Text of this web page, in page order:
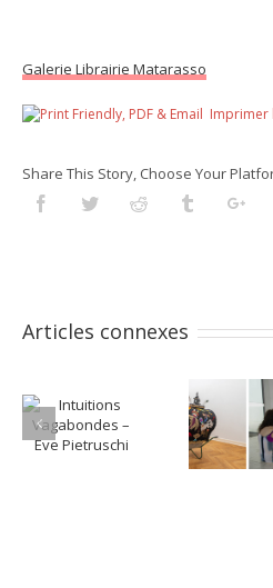
Galerie Librairie Matarasso
Imprimer
Share This Story, Choose Your
FacebookTwitterReddit Tumblr
Articles connexes